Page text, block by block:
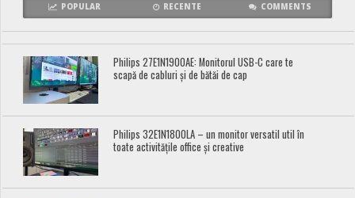
POPULAR RECENTE COMMENTS
Philips 27E1N1900AE: Monitorul USB-C care te
scapă de cabluri și de bătăi de cap
Philips 32E1N1800LA – un monitor versatil util în
toate activitățile office și creative